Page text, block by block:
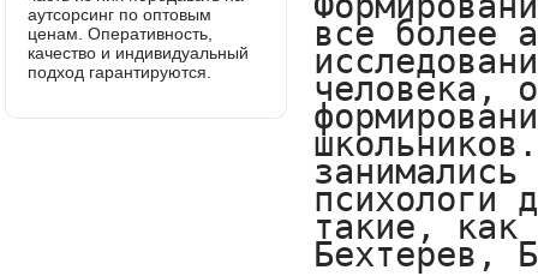
все более
человека,
психологи
такие,
Бехтерев,
аутсорсинг по оптовым
ценам. Оперативность,
качество и индивидуальный
подход гарантируются.